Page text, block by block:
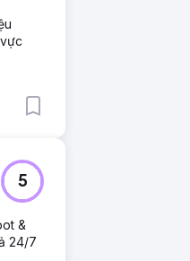
5
&
24/7